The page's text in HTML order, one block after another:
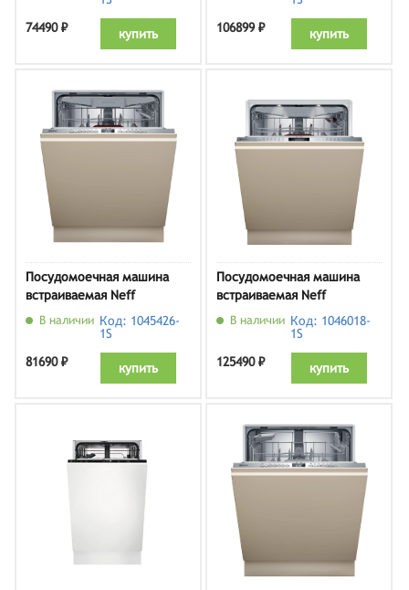
74490 ₽
купить
106899 ₽
купить
Посудомоечная машина
встраиваемая Neff
S255EVX04E
В наличии Код: 1045426-
1S
81690 ₽
купить
Посудомоечная машина
встраиваемая Neff
S257ZCX18E
В наличии Код: 1046018-
1S
125490 ₽
купить